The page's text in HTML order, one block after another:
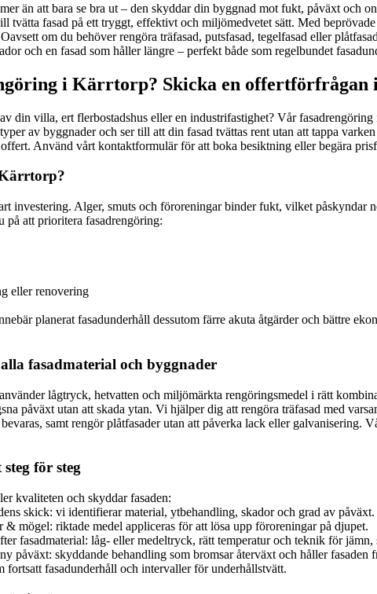
än att bara se bra ut – den skyddar din byggnad mot fukt, påväxt
tvätta fasad på ett tryggt, effektivt och miljömedvetet sätt. Med
om du behöver rengöra träfasad, putsfasad, tegelfasad eller
och en fasad som håller längre – perfekt både som regelbundet
i Kärrtorp? Skicka en offertförfrågan
din villa, ert flerbostadshus eller en industrifastighet? Vår
av byggnader och ser till att din fasad tvättas rent utan att tappa
Använd vårt kontaktformulär för att boka besiktning eller begära
investering. Alger, smuts och föroreningar binder fukt, vilket
att prioritera fasadrengöring:
eller renovering
planerat fasadunderhåll dessutom färre akuta åtgärder och bättre
fasadmaterial och byggnader
lågtryck, hetvatten och miljömärkta rengöringsmedel i rätt
påväxt utan att skada ytan. Vi hjälper dig att rengöra träfasad med
samt rengör plåtfasader utan att påverka lack eller
för steg
kvaliteten och skyddar fasaden:
skick: vi identifierar material, ytbehandling, skador och grad av påväxt.
& mögel: riktade medel appliceras för att lösa upp föroreningar på djupet.
fasadmaterial: låg- eller medeltryck, rätt temperatur och teknik för jämn,
påväxt: skyddande behandling som bromsar återväxt och håller fasaden
fortsatt fasadunderhåll och intervaller för underhållstvätt.